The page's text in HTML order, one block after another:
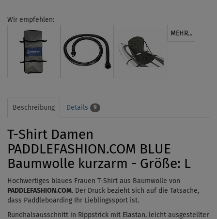
Wir empfehlen:
MEHR...
Beschreibung Details 9
T-Shirt Damen
PADDLEFASHION.COM BLUE
Baumwolle kurzarm - Größe: L
Hochwertiges blaues Frauen T-Shirt aus Baumwolle von
PADDLEFASHION.COM. Der Druck bezieht sich auf die Tatsache,
dass Paddleboarding Ihr Lieblingssport ist.
Rundhalsausschnitt in Rippstrick mit Elastan, leicht ausgestellter